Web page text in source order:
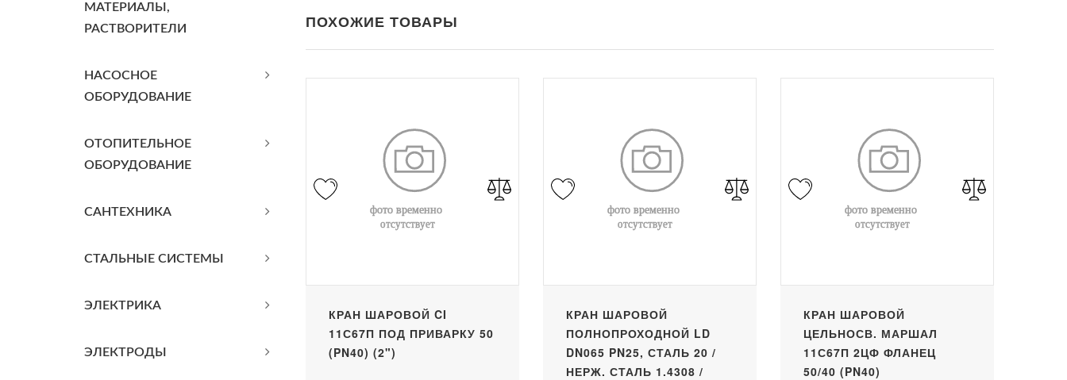
МАТЕРИАЛЫ,
РАСТВОРИТЕЛИ
НАСОСНОЕ
ОБОРУДОВАНИЕ
ОТОПИТЕЛЬНОЕ
ОБОРУДОВАНИЕ
САНТЕХНИКА
СТАЛЬНЫЕ СИСТЕМЫ
ЭЛЕКТРИКА
ЭЛЕКТРОДЫ
ПОХОЖИЕ ТОВАРЫ
КРАН ШАРОВОЙ CI
11С67П ПОД ПРИВАРКУ 50
(PN40) (2")
КРАН ШАРОВОЙ
ПОЛНОПРОХОДНОЙ LD
DN065 PN25, СТАЛЬ 20 /
НЕРЖ. СТАЛЬ 1.4308 /
КРАН ШАРОВОЙ
ЦЕЛЬНОСВ. МАРШАЛ
11С67П 2ЦФ ФЛАНЕЦ
50/40 (PN40)